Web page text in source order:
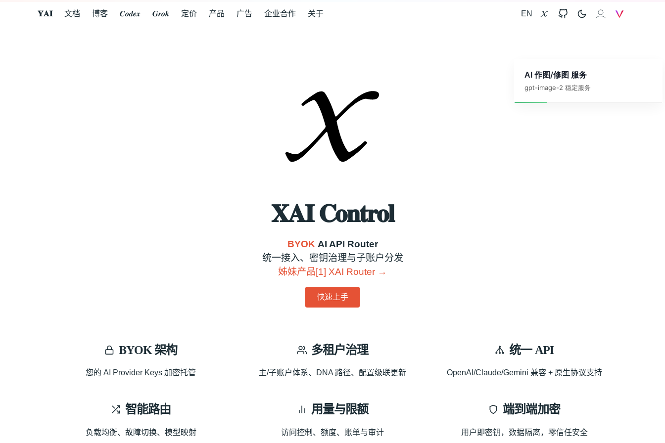
𝐘𝐀𝐈 EN GitHub 𝐗𝐀𝐈
文档 博客 𝑪𝒐𝒅𝒆𝒙 𝑮𝒓𝒐𝒌 定价 产品 广告 企业合作 关于
𝐗𝐀𝐈 𝐂𝐨𝐧𝐭𝐫𝐨𝐥
BYOK AI API Router
统一接入、密钥治理与子账户分发
姊妹产品[1] XAI Router →
快速上手
BYOK 架构
您的 AI Provider Keys 加密托管
多租户治理
主/子账户体系、DNA 路径、配置级联更新
统一 API
OpenAI/Claude/Gemini 兼容 + 原生协议支持
智能路由
负载均衡、故障切换、模型映射
用量与限额
访问控制、额度、账单与审计
端到端加密
用户即密钥，数据隔离，零信任安全